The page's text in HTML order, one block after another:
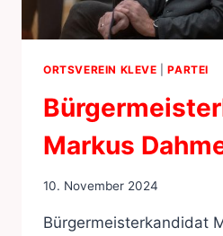
ORTSVEREIN KLEVE |PARTEI
Markus
10. November 2024
Bürgermeisterkandidat